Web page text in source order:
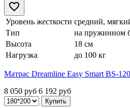
Уровень жесткости средний,
Тип
на пружинном
Высота
18 см
Нагрузка
до 100 кг
Матрас Dreamline Easy Smart BS-120
8 050 руб 6 192 руб